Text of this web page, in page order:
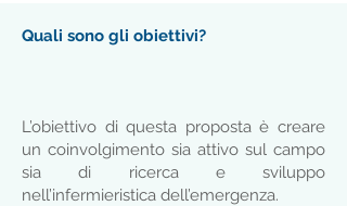
Quali sono gli obiettivi?
L’obiettivo di questa proposta è creare
un coinvolgimento sia attivo sul campo
sia di ricerca e sviluppo
nell’infermieristica dell’emergenza.